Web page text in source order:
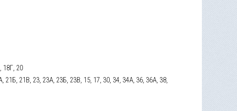
18Г, 20
21Б, 21В, 23, 23А, 23Б, 23В, 15, 17, 30, 34, 34А, 36, 36А, 38,